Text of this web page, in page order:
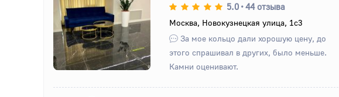
Назад
5.0 •44 отзыва
Москва, Новокузнецкая улица, 1с3
За мое кольцо дали хорошую цену, до
этого спрашивал в других, было меньше.
Камни оценивают.